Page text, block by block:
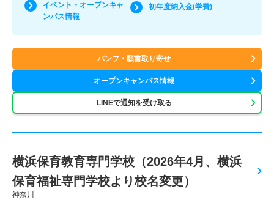
イベント・オープンキャ
ンパス情報
初年度納入金(学費)
パンフ・願書取り寄せ
オープンキャンパス情報
LINEで通知を受け取る
横浜保育教育専門学校（2026年4月、横浜
保育福祉専門学校より校名変更）
神奈川